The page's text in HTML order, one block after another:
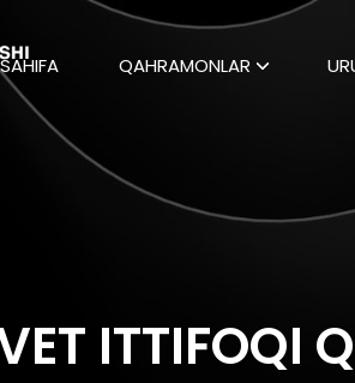
QAHRAMONLAR